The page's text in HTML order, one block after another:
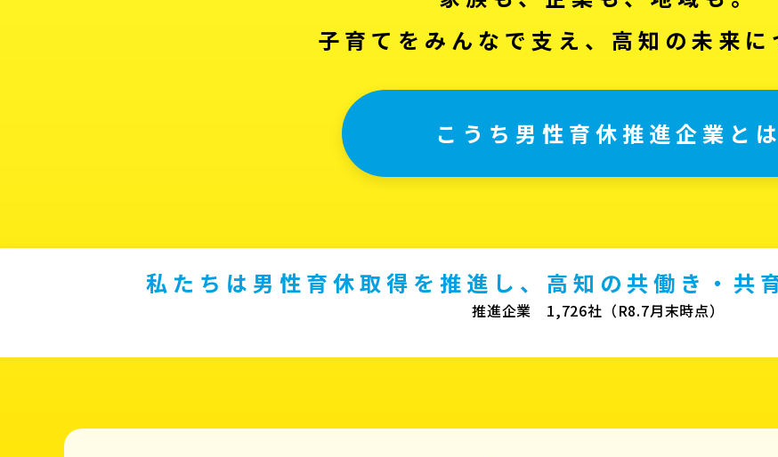
子育てをみんなで支え、高知の未来に
こうち男性育休推進企業とは
私たちは男性育休取得を推進し、高知の共働き・共
推進企業 1,726社（R8.7月末時点）